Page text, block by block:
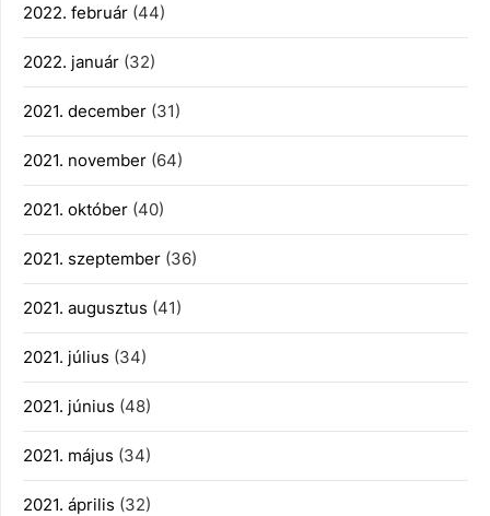
2022. február (44)
2022. január (32)
2021. december (31)
2021. november (64)
2021. október (40)
2021. szeptember (36)
2021. augusztus (41)
2021. július (34)
2021. június (48)
2021. május (34)
2021. április (32)